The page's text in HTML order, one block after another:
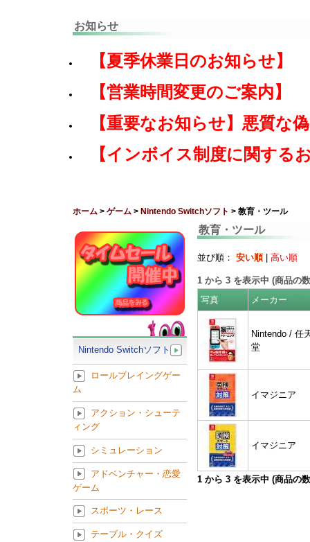
お知らせ
【夏季休業日のお知らせ】
【営業時間変更のご案内】
【重要なお知らせ】悪質な
【インボイス制度に関する
ホーム > ゲーム > Nintendo Switchソフト > 教育・ツール
教育・ツール
並び順： 安い順| 高い順
1 から 3 を表示中 (商品の
写真
メーカー
Nintendo / 任
堂
イマジニア
イマジニア
1 から 3 を表示中 (商品の
Nintendo Switchソフト
ロールプレイングゲー
ム
アクション・シューテ
ィング
シミュレーション
アドベンチャー・恋愛
ゲーム
スポーツ・レース
テーブル・クイズ